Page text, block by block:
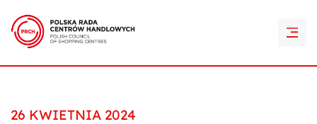
26 KWIETNIA 2024